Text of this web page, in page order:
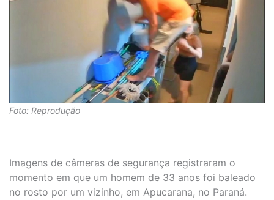
Foto: Reprodução
Imagens de câmeras de segurança registraram o
momento em que um homem de 33 anos foi baleado
no rosto por um vizinho, em Apucarana, no Paraná.